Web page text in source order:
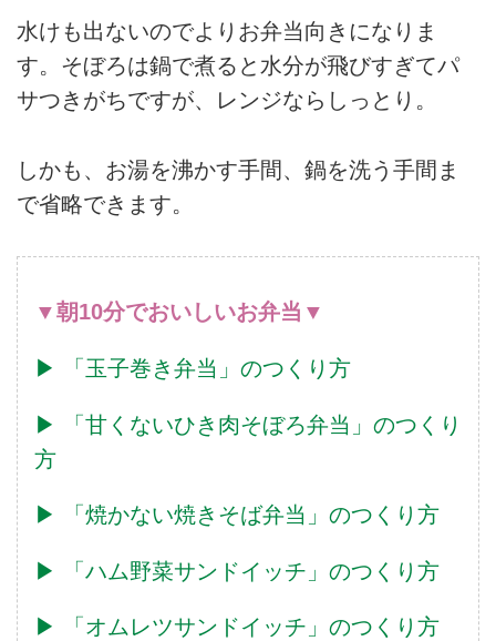
水けも出ないのでよりお弁当向きになりま
す。そぼろは鍋で煮ると水分が飛びすぎてパ
サつきがちですが、レンジならしっとり。
しかも、お湯を沸かす手間、鍋を洗う手間ま
で省略できます。
▼朝10分でおいしいお弁当▼
▶︎ 「玉子巻き弁当」のつくり方
▶︎ 「甘くないひき肉そぼろ弁当」のつくり
方
▶︎ 「焼かない焼きそば弁当」のつくり方
▶︎ 「ハム野菜サンドイッチ」のつくり方
▶︎ 「オムレツサンドイッチ」のつくり方